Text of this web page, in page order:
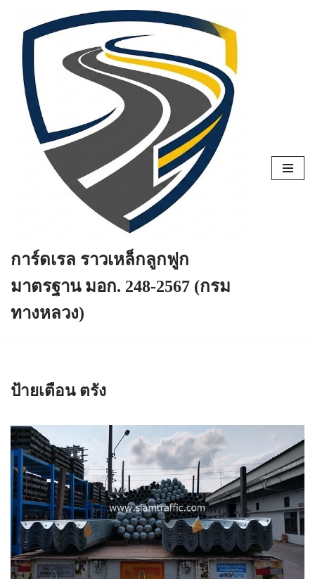
Skip
content
การ์ดเรล ราวเหล็กลูกฟูก
มาตรฐาน มอก. 248-2567 (กรม
ทางหลวง)
ป้ายเตือน ตรัง